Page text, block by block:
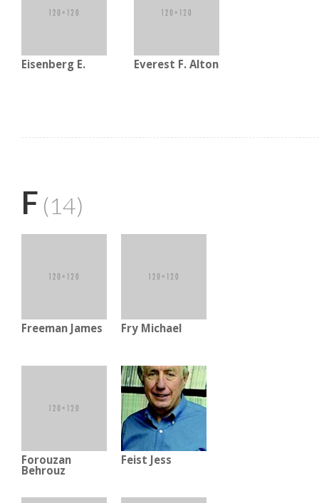
Eisenberg E. Everest F. Alton
F (14)
Freeman James Fry Michael
Forouzan
Behrouz
Feist Jess